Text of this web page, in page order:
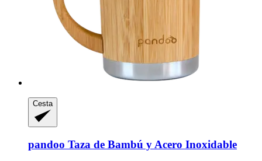
Cesta
pandoo Taza de Bambú y Acero Inoxidable